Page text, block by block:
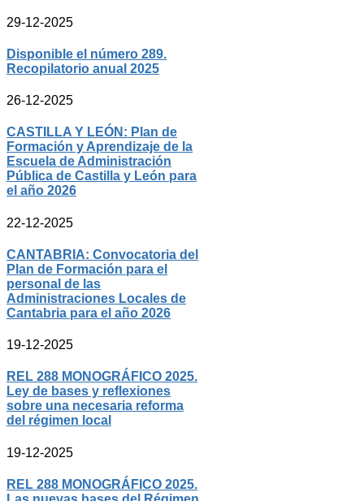
29-12-2025
Disponible el número 289.
Recopilatorio anual 2025
26-12-2025
CASTILLA Y LEÓN: Plan de
Formación y Aprendizaje de la
Escuela de Administración
Pública de Castilla y León para
el año 2026
22-12-2025
CANTABRIA: Convocatoria del
Plan de Formación para el
personal de las
Administraciones Locales de
Cantabria para el año 2026
19-12-2025
REL 288 MONOGRÁFICO 2025.
Ley de bases y reflexiones
sobre una necesaria reforma
del régimen local
19-12-2025
REL 288 MONOGRÁFICO 2025.